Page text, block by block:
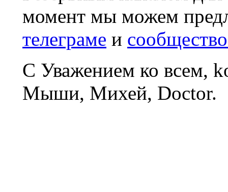
момент мы можем
телеграме и
С Уважением ко всем,
Мыши, Михей, Doctor.